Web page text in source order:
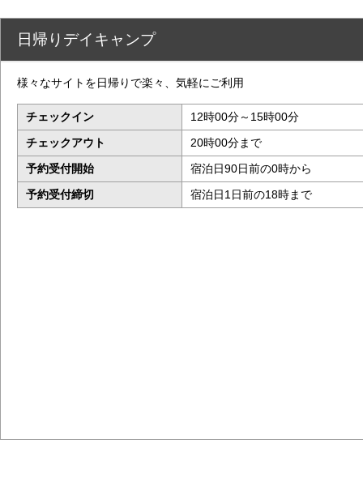
日帰りデイキャンプ
様々なサイトを日帰りで楽々、気軽にご利用
チェックイン
12時00分～15時00分
チェックアウト
20時00分まで
予約受付開始
宿泊日90日前の0時から
予約受付締切
宿泊日1日前の18時まで